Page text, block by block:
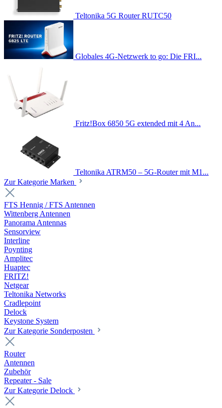
Teltonika 5G Router RUTC50
Globales 4G-Netzwerk to go: Die FRI...
Fritz!Box 6850 5G extended mit 4 An...
Teltonika ATRM50 – 5G-Router mit M1...
Zur Kategorie Marken
FTS Hennig / FTS Antennen
Wittenberg Antennen
Panorama Antennas
Sensorview
Interline
Poynting
Amplitec
Huaptec
FRITZ!
Netgear
Teltonika Networks
Cradlepoint
Delock
Keystone System
Zur Kategorie Sonderposten
Router
Antennen
Zubehör
Repeater - Sale
Zur Kategorie Delock